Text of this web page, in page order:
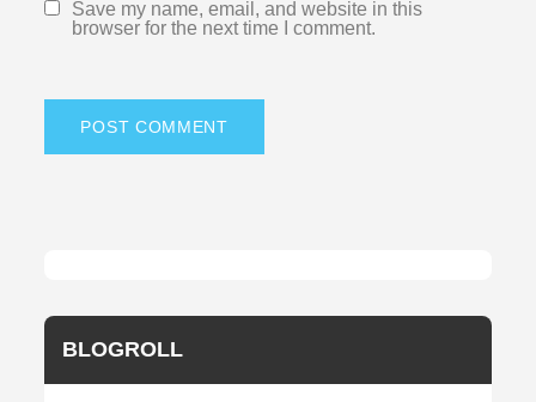
Save my name, email, and website in this
browser for the next time I comment.
BLOGROLL